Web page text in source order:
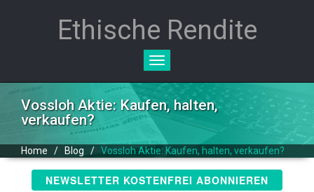
Ethische Rendite
Toggle
Vossloh Aktie: Kaufen, halten,
verkaufen?
Home / Blog / Vossloh Aktie: Kaufen, halten, verkaufen?
NEWSLETTER KOSTENFREI ABONNIEREN